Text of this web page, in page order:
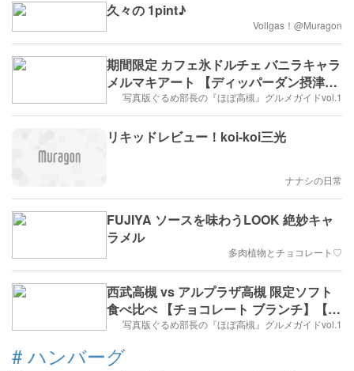
久々の 1pint♪
Vollgas！@Muragon
期間限定 カフェ氷ドルチェ バニラキャラ
メルマキアート 【ディッパーダン摂津富
田店】
写真版ぐるめ部長の『ほぼ高槻』グルメガイドvol.1
リキッドレビュー！koi-koi三光
ナナシの日常
FUJIYA ソースを味わうLOOK 絶妙キャ
ラメル
多肉植物とチョコレート♡
西武高槻 vs アルプラザ高槻 限定ソフト
食べ比べ 【チョコレート ブランチ】【お
茶の北岡園】
写真版ぐるめ部長の『ほぼ高槻』グルメガイドvol.1
# ハンバーグ